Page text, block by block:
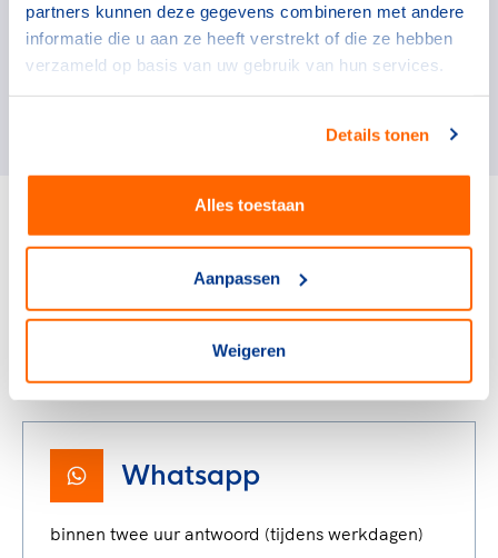
partners kunnen deze gegevens combineren met andere
informatie die u aan ze heeft verstrekt of die ze hebben
verzameld op basis van uw gebruik van hun services.
Details tonen
Alles toestaan
Aanpassen
Weigeren
Neem contact op
Tom.Lucas@nocnsf.nl
Heb je een vraag?
Neem contact op met NOC*NSF Supportdesk via:
Whatsapp
binnen twee uur antwoord (tijdens werkdagen)